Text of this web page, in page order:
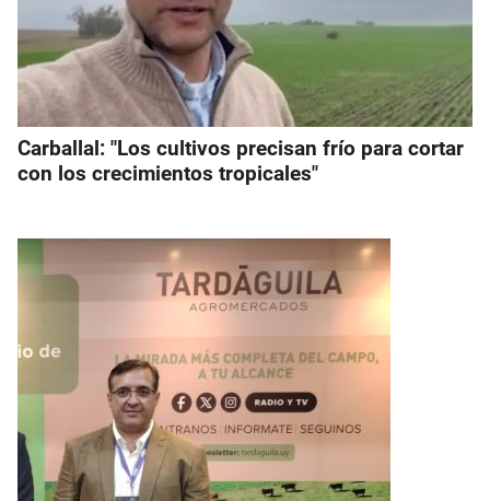
Carballal: "Los cultivos precisan frío para cortar
con los crecimientos tropicales"